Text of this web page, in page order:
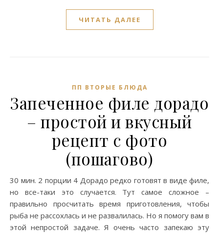
ЧИТАТЬ ДАЛЕЕ
ПП ВТОРЫЕ БЛЮДА
Запеченное филе дорадо
– простой и вкусный
рецепт с фото
(пошагово)
30 мин. 2 порции 4 Дорадо редко готовят в виде филе,
но все-таки это случается. Тут самое сложное –
правильно просчитать время приготовления, чтобы
рыба не рассохлась и не развалилась. Но я помогу вам в
этой непростой задаче. Я очень часто запекаю эту